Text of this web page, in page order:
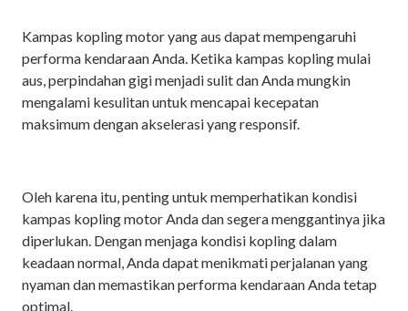
Kampas kopling motor yang aus dapat mempengaruhi
performa kendaraan Anda. Ketika kampas kopling mulai
aus, perpindahan gigi menjadi sulit dan Anda mungkin
mengalami kesulitan untuk mencapai kecepatan
maksimum dengan akselerasi yang responsif.
Oleh karena itu, penting untuk memperhatikan kondisi
kampas kopling motor Anda dan segera menggantinya jika
diperlukan. Dengan menjaga kondisi kopling dalam
keadaan normal, Anda dapat menikmati perjalanan yang
nyaman dan memastikan performa kendaraan Anda tetap
optimal.